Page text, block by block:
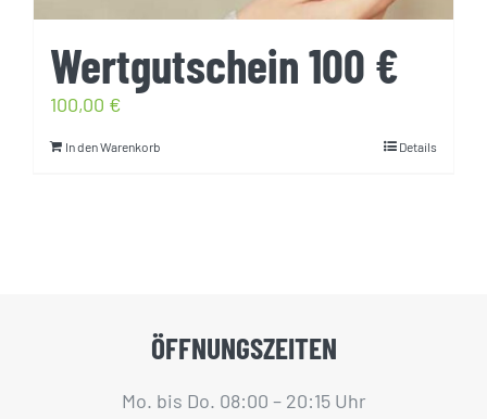
Wertgutschein 100 €
100,00 €
In den Warenkorb Details
ÖFFNUNGSZEITEN
Mo. bis Do. 08:00 – 20:15 Uhr